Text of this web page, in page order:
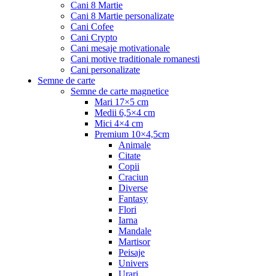
Cani 8 Martie
Cani 8 Martie personalizate
Cani Cofee
Cani Crypto
Cani mesaje motivationale
Cani motive traditionale romanesti
Cani personalizate
Semne de carte
Semne de carte magnetice
Mari 17×5 cm
Medii 6,5×4 cm
Mici 4×4 cm
Premium 10×4,5cm
Animale
Citate
Copii
Craciun
Diverse
Fantasy
Flori
Iarna
Mandale
Martisor
Peisaje
Univers
Urari